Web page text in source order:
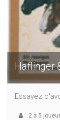
Haflinger
Essayez
2 à 5